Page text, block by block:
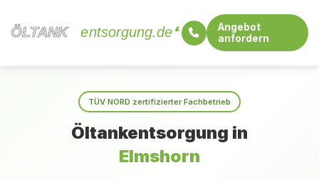
ÖLTANK
ÖLTANK entsorgung.de
Angebot
anfordern
TÜV NORD zertifizierter Fachbetrieb
Öltankentsorgung in
Elmshorn